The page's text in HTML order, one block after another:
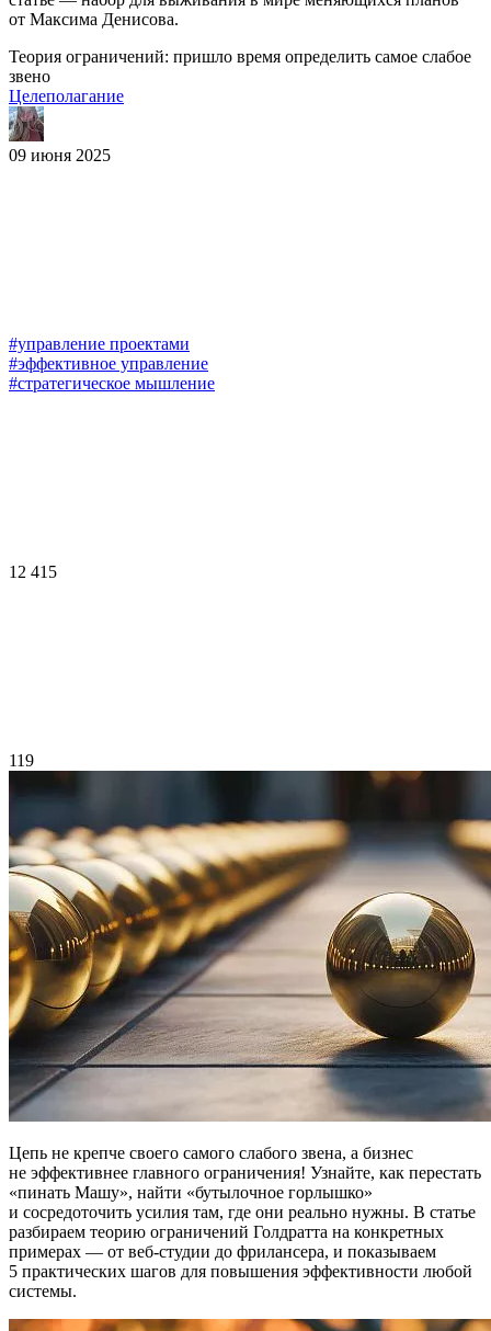
от Максима Денисова.
Теория ограничений: пришло время определить самое слабое
звено
Целеполагание
09 июня 2025
#управление проектами
#эффективное управление
#стратегическое мышление
12 415
119
Цепь не крепче своего самого слабого звена, а бизнес
не эффективнее главного ограничения! Узнайте, как перестать
«пинать Машу», найти «бутылочное горлышко»
и сосредоточить усилия там, где они реально нужны. В статье
разбираем теорию ограничений Голдратта на конкретных
примерах — от веб-студии до фрилансера, и показываем
5 практических шагов для повышения эффективности любой
системы.